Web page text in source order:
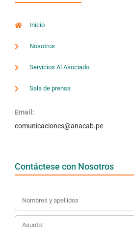
Inicio
Nosotros
Servicios Al Asociado
Sala de prensa
Email:
comunicaciones@anacab.pe
Contáctese con Nosotros